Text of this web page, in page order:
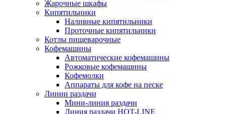
Жарочные шкафы
Кипятильники
Наливные кипятильники
Проточные кипятильники
Котлы пищеварочные
Кофемашины
Автоматические кофемашины
Рожковые кофемашины
Кофемолки
Аппараты для кофе на песке
Линии раздачи
Мини-линия раздачи
Линия раздачи HOT-LINE